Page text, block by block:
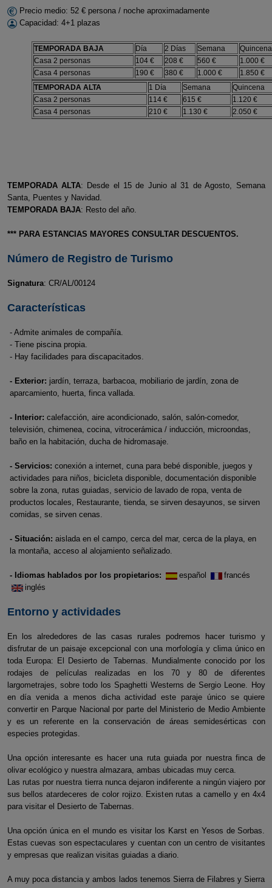
Precio medio: 52 € persona / noche aproximadamente
Capacidad: 4+1 plazas
TEMPORADA BAJA Día 2 Días Semana
Quincena
Casa 2 personas
104 € 208 € 560 €
1.000 €
Casa 4 personas
190 € 380 € 1.000 €
1.850 €
TEMPORADA ALTA
1 Día Semana
Quincena
Casa 2 personas
114 € 615 €
1.120 €
Casa 4 personas
210 € 1.130 € 2.050 €
TEMPORADA ALTA: Desde el 15 de Junio al 31 de Agosto, Semana
Santa, Puentes y Navidad.
TEMPORADA BAJA: Resto del año.
*** PARA ESTANCIAS MAYORES CONSULTAR DESCUENTOS.
Número de Registro de Turismo
Signatura: CR/AL/00124
Características
- Admite animales de compañía.
- Tiene piscina propia.
- Hay facilidades para discapacitados.
- Exterior: jardín, terraza, barbacoa, mobiliario de jardín, zona de
aparcamiento, huerta, finca vallada.
- Interior: calefacción, aire acondicionado, salón, salón-comedor,
televisión, chimenea, cocina, vitrocerámica / inducción, microondas,
baño en la habitación, ducha de hidromasaje.
- Servicios: conexión a internet, cuna para bebé disponible, juegos y
actividades para niños, bicicleta disponible, documentación disponible
sobre la zona, rutas guiadas, servicio de lavado de ropa, venta de
productos locales, Restaurante, tienda, se sirven desayunos, se sirven
comidas, se sirven cenas.
- Situación: aislada en el campo, cerca del mar, cerca de la playa, en
la montaña, acceso al alojamiento señalizado.
- Idiomas hablados por los propietarios: español
francés
inglés
Entorno y actividades
En los alrededores de las casas rurales podremos hacer turismo y
disfrutar de un paisaje excepcional con una morfología y clima único en
toda Europa: El Desierto de Tabernas. Mundialmente conocido por los
rodajes de películas realizadas en los 70 y 80 de diferentes
largometrajes, sobre todo los Spaghetti Westerns de Sergio Leone. Hoy
en día venida a menos dicha actividad este paraje único se quiere
convertir en Parque Nacional por parte del Ministerio de Medio Ambiente
y es un referente en la conservación de áreas semidesérticas con
especies protegidas.
Una opción interesante es hacer una ruta guiada por nuestra finca de
olivar ecológico y nuestra almazara, ambas ubicadas muy cerca.
Las rutas por nuestra tierra nunca dejaron indiferente a ningún viajero por
sus bellos atardeceres de color rojizo. Existen rutas a camello y en 4x4
para visitar el Desierto de Tabernas.
Una opción única en el mundo es visitar los Karst en Yesos de Sorbas.
Estas cuevas son espectaculares y cuentan con un centro de visitantes
y empresas que realizan visitas guiadas a diario.
A muy poca distancia y ambos lados tenemos Sierra de Filabres y Sierra